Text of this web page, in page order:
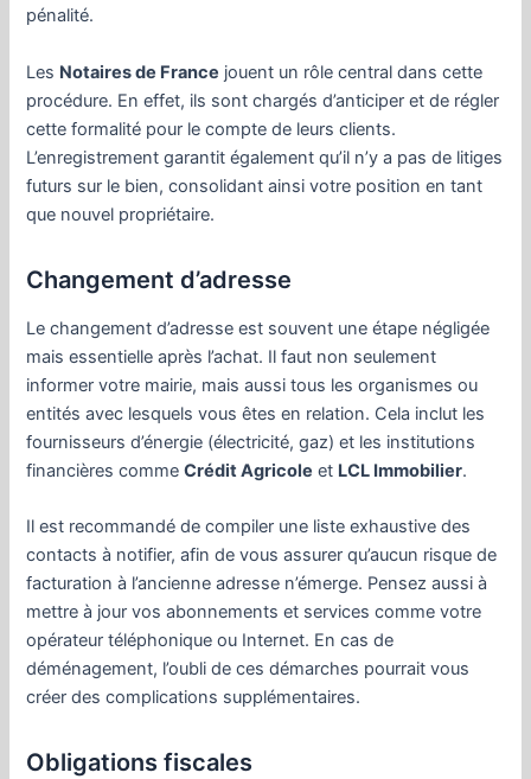
pénalité.
Les Notaires de France jouent un rôle central dans cette
procédure. En effet, ils sont chargés d’anticiper et de régler
cette formalité pour le compte de leurs clients.
L’enregistrement garantit également qu’il n’y a pas de litiges
futurs sur le bien, consolidant ainsi votre position en tant
que nouvel propriétaire.
Changement d’adresse
Le changement d’adresse est souvent une étape négligée
mais essentielle après l’achat. Il faut non seulement
informer votre mairie, mais aussi tous les organismes ou
entités avec lesquels vous êtes en relation. Cela inclut les
fournisseurs d’énergie (électricité, gaz) et les institutions
financières commeCrédit Agricole et LCL Immobilier.
Il est recommandé de compiler une liste exhaustive des
contacts à notifier, afin de vous assurer qu’aucun risque de
facturation à l’ancienne adresse n’émerge. Pensez aussi à
mettre à jour vos abonnements et services comme votre
opérateur téléphonique ou Internet. En cas de
déménagement, l’oubli de ces démarches pourrait vous
créer des complications supplémentaires.
Obligations fiscales